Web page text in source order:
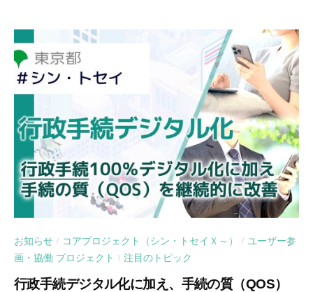
お知らせ / コアプロジェクト（シン・トセイＸ～） / ユーザー参
画・協働 プロジェクト
/ 注目のトピック
行政手続デジタル化に加え、手続の質（QOS）